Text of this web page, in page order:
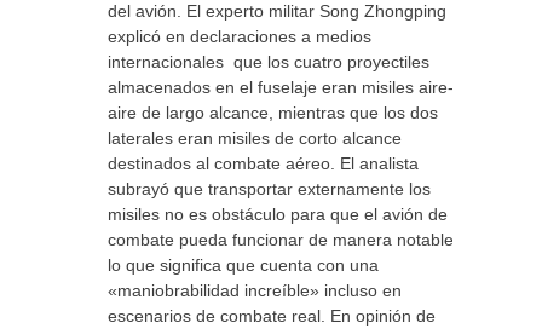
del avión. El experto militar Song Zhongping
explicó en declaraciones a medios
internacionales que los cuatro proyectiles
almacenados en el fuselaje eran misiles aire-
aire de largo alcance, mientras que los dos
laterales eran misiles de corto alcance
destinados al combate aéreo. El analista
subrayó que transportar externamente los
misiles no es obstáculo para que el avión de
combate pueda funcionar de manera notable,
lo que significa que cuenta con una
«maniobrabilidad increíble» incluso en
escenarios de combate real. En opinión de